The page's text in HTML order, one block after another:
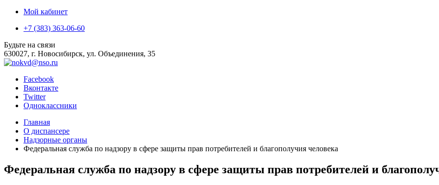
Мой кабинет
+7 (383) 363-06-60
Будьте на связи
630027, г. Новосибирск, ул. Объединения, 35
Facebook
Вконтакте
Twitter
Одноклассники
Главная
О диспансере
Надзорные органы
Федеральная служба по надзору в сфере защиты прав потребителей и благополучия человека
Федеральная служба по надзору в сфере защиты прав потребителей и